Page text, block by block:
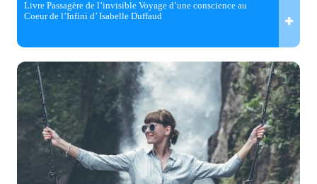
Livre Passagère de l’invisible Voyage d’une conscience au
Coeur de l’Infini d’ Isabelle Duffaud